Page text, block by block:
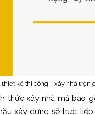
thiết kế thi công – xây nhà trọn
thức xây nhà mà bao
xây dựng sẽ trực